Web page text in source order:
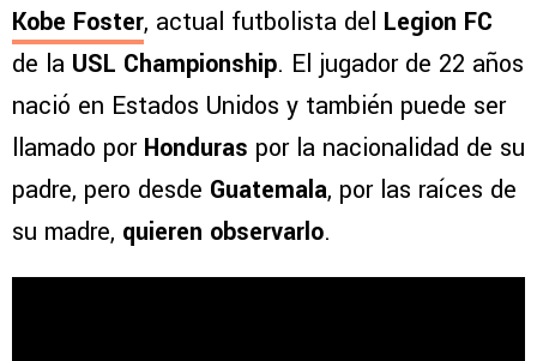
Kobe Foster, actual futbolista del Legion FC
de la USL Championship. El jugador de 22 años
nació en Estados Unidos y también puede ser
llamado por Honduras por la nacionalidad de su
padre, pero desde Guatemala, por las raíces de
su madre, quieren observarlo.